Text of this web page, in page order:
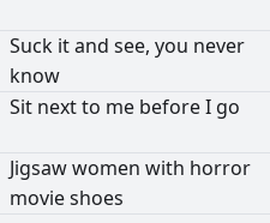
Suck itand see, you never
know
Sit nextto me beforeI go
Jigsawwomen with horror
movieshoes